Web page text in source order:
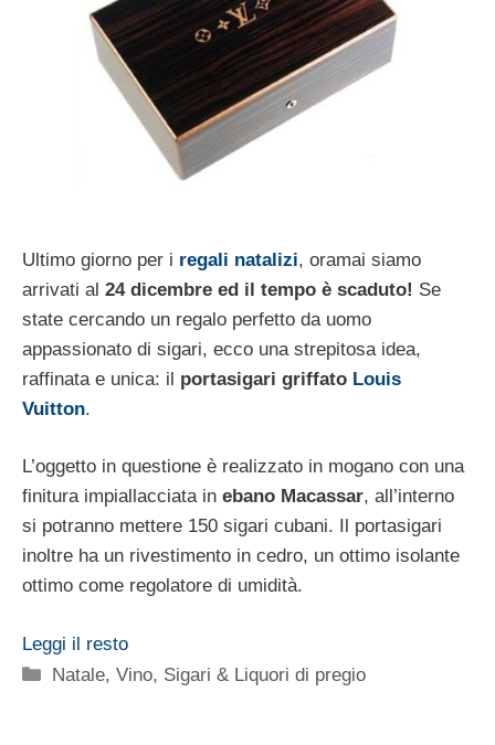
Ultimo giorno per i regali natalizi, oramai siamo
arrivati al 24 dicembre ed il tempo è scaduto! Se
state cercando un regalo perfetto da uomo
appassionato di sigari, ecco una strepitosa idea,
raffinata e unica: il portasigari griffato Louis
Vuitton.
L’oggetto in questione è realizzato in mogano con una
finitura impiallacciata in ebano Macassar, all’interno
si potranno mettere 150 sigari cubani. Il portasigari
inoltre ha un rivestimento in cedro, un ottimo isolante
ottimo come regolatore di umidità.
Leggi il resto
Categorie
Natale,Vino, Sigari & Liquori di pregio